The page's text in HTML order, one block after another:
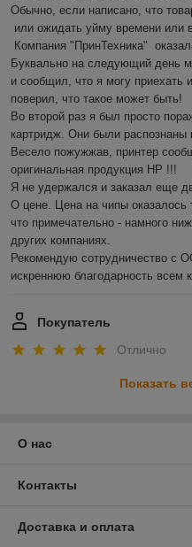
Обычно, если написано, что
Буквально на следующий день
и сообщил, что я могу приехать
поверил, что такое может быть!
Во второй раз я был просто
картридж. Они были распознаны
Весело пожужжав, принтер
оригинальная продукция HP !!!
Я не удержался и заказал еще
О цене. Цена на чипы оказалось
что примечательно - намного
других компаниях.
Рекомендую сотрудничество с
искреннюю благодарность всем
Покупатель
Отлично
Показать
О нас
Контакты
Доставка и оплата